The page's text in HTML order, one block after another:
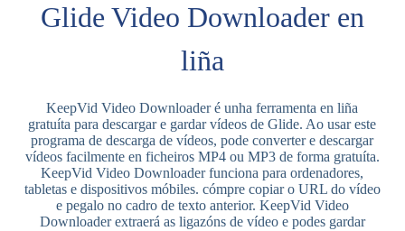
Glide Video Downloader en
liña
KeepVid Video Downloader é unha ferramenta en liña
gratuíta para descargar e gardar vídeos de Glide. Ao usar este
programa de descarga de vídeos, pode converter e descargar
vídeos facilmente en ficheiros MP4 ou MP3 de forma gratuíta.
KeepVid Video Downloader funciona para ordenadores,
tabletas e dispositivos móbiles. cómpre copiar o URL do vídeo
e pegalo no cadro de texto anterior. KeepVid Video
Downloader extraerá as ligazóns de vídeo e podes gardar